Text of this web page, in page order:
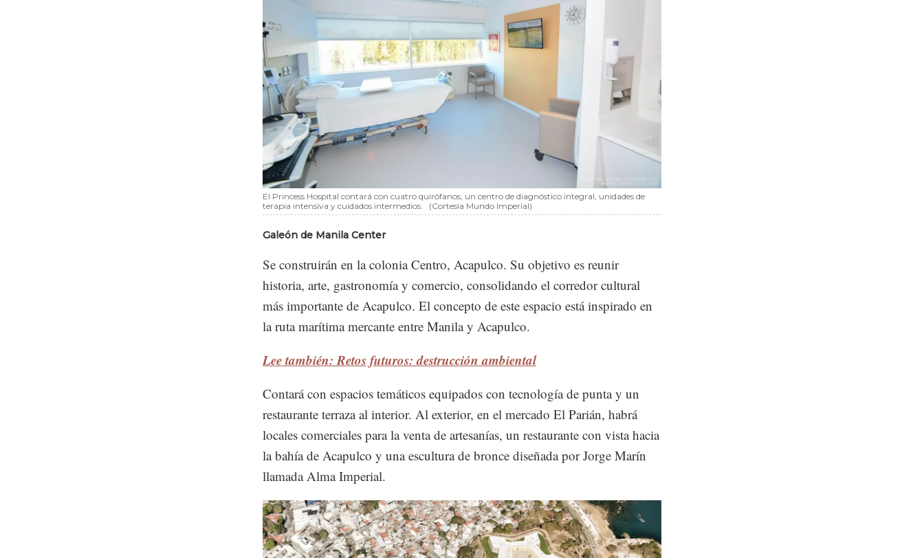
El Princess Hospital contará con cuatro quirófanos, un centro de diagnóstico integral, unidades de
terapia intensiva y cuidados intermedios.
(Cortesía Mundo Imperial)
Galeón de Manila Center
Se construirán en la colonia Centro, Acapulco. Su objetivo es reunir
historia, arte, gastronomía y comercio, consolidando el corredor cultural
más importante de Acapulco. El concepto de este espacio está inspirado en
la ruta marítima mercante entre Manila y Acapulco.
Lee también: Retos futuros: destrucción ambiental
Contará con espacios temáticos equipados con tecnología de punta y un
restaurante terraza al interior. Al exterior, en el mercado El Parián, habrá
locales comerciales para la venta de artesanías, un restaurante con vista hacia
la bahía de Acapulco y una escultura de bronce diseñada por Jorge Marín
llamada Alma Imperial.